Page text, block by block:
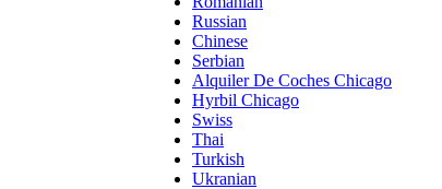
Russian
Chinese
Serbian
Alquiler De Coches Chicago
Hyrbil Chicago
Swiss
Thai
Turkish
Ukranian